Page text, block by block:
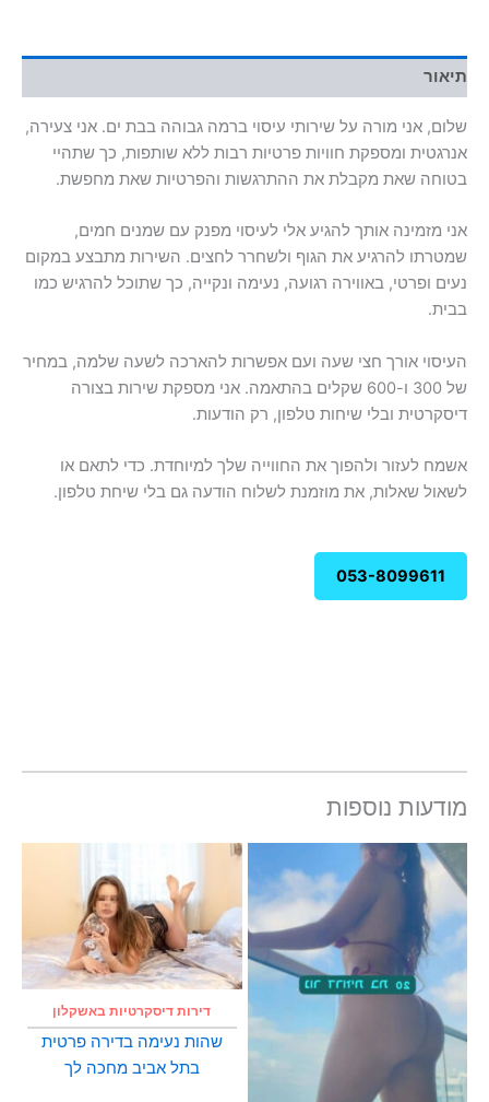
תיאור
שלום, אני מורה על שירותי עיסוי ברמה גבוהה בבת ים. אני צעירה,
אנרגטית ומספקת חוויות פרטיות רבות ללא שותפות, כך שתהיי
בטוחה שאת מקבלת את ההתרגשות והפרטיות שאת מחפשת.
אני מזמינה אותך להגיע אלי לעיסוי מפנק עם שמנים חמים,
שמטרתו להרגיע את הגוף ולשחרר לחצים. השירות מתבצע במקום
נעים ופרטי, באווירה רגועה, נעימה ונקייה, כך שתוכל להרגיש כמו
בבית.
העיסוי אורך חצי שעה ועם אפשרות להארכה לשעה שלמה, במחיר
של 300 ו-600 שקלים בהתאמה. אני מספקת שירות בצורה
דיסקרטית ובלי שיחות טלפון, רק הודעות.
אשמח לעזור ולהפוך את החווייה שלך למיוחדת. כדי לתאם או
לשאול שאלות, את מוזמנת לשלוח הודעה גם בלי שיחת טלפון.
053-8099611
מודעות נוספות
דירות דיסקרטיות באשקלון
שהות נעימה בדירה פרטית
בתל אביב מחכה לך